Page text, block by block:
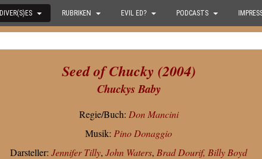
DIVER(S)ES RUBRIKEN EVIL ED? PODCASTS
Seed of Chucky (2004)
Chuckys Baby
Regie/Buch: Don Mancini
Musik: Pino Donaggio
Darsteller: Jennifer Tilly, John Waters, Brad Dourif, Billy Boyd